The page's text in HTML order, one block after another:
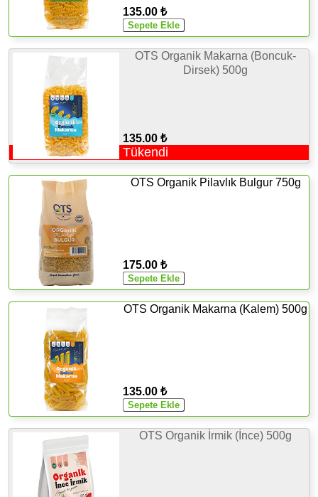
135.00 ₺
OTS Organik Makarna (Boncuk-
Dirsek) 500g
135.00 ₺
Tükendi
OTS Organik Pilavlık Bulgur 750g
175.00 ₺
OTS Organik Makarna (Kalem) 500g
135.00 ₺
OTS Organik İrmik (İnce) 500g